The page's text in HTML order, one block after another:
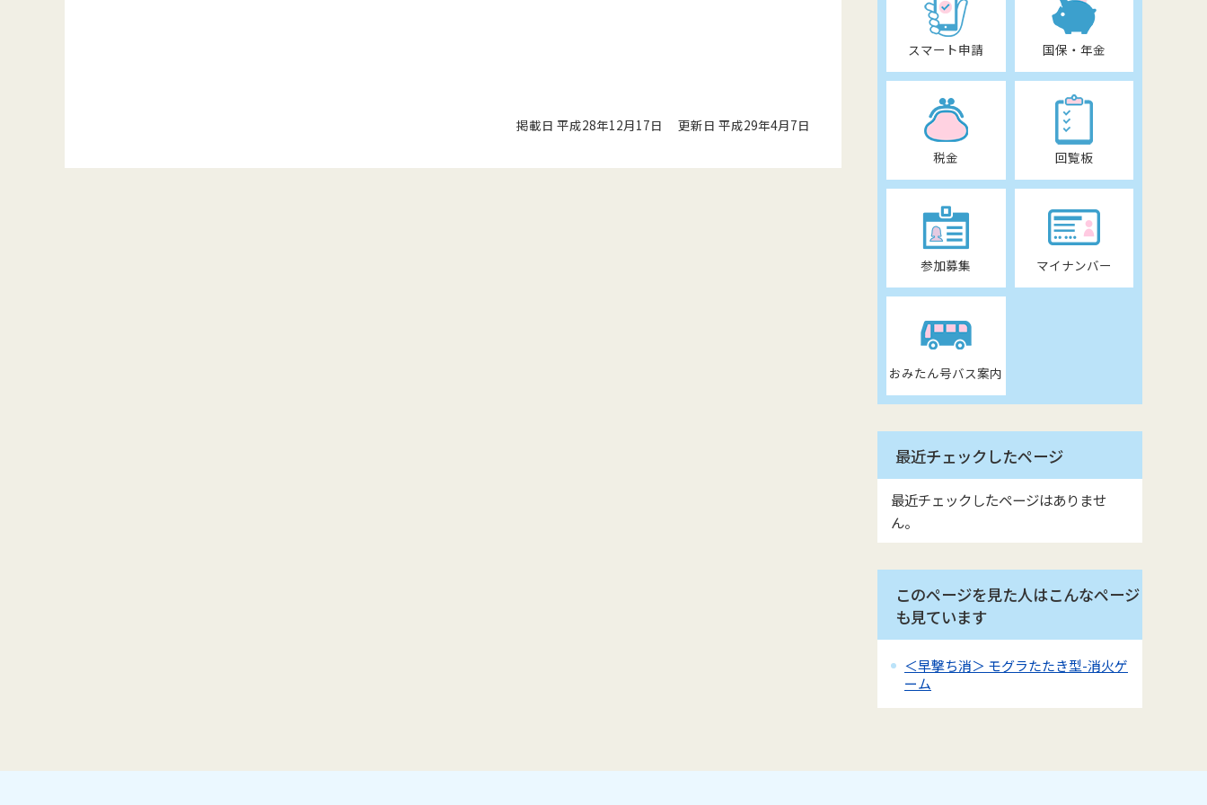
掲載日 平成28年12月17日 更新日 平成29年4月7日
スマート申請 国保・年金
税金 回覧板
参加募集 マイナンバー
おみたん号バス案内
最近チェックしたページ
最近チェックしたページはありませ
ん。
このページを見た人はこんなページ
も見ています
＜早撃ち消＞ モグラたたき型-消火ゲ
ーム